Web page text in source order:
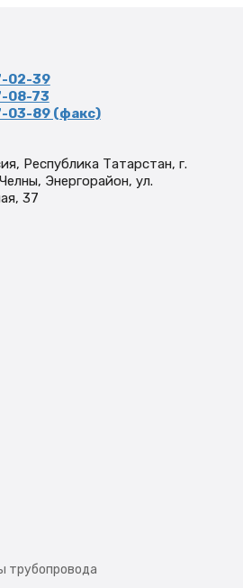
02-39
08-73
03-89 (факс)
Республика Татарстан, г.
Энергорайон, ул.
37
трубопровода